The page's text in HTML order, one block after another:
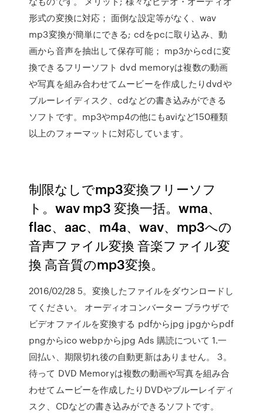
形式の変換に対応； 面倒な設定等がなく、wav
mp3変換が簡単にできる; cdをpcに取り込み、動
画から音声を抽出して保存可能； mp3からcdに変
換できるフリーソフト dvd memoryは複数の動画
や写真を組み合わせてムービーを作成したりdvdや
ブルーレイディスク、cdなどの書き込みができる
ソフトです。mp3やmp4の他にもaviなど150種類
以上のフォーマットに対応しています。
制限なしでmp3変換フリーソフ
ト。wav mp3 変換一括。wma、
flac、aac、m4a、wav、mp3への
音声ファイル変換 音楽ファイル変
換 高音質のmp3変換。
2016/02/28 5。変換したファイルをダウンロードし
てください。 オーディオコンバーター ブラウザで
ビデオファイルを変換する pdfからjpg jpgからpdf
pngからico webpからjpg Ads 購読について 1.一
回払い、期限切れ後の自動更新はありません。 3。
待って DVD Memoryは複数の動画や写真を組み合
わせてムービーを作成したりDVDやブルーレイディ
スク、CDなどの書き込みができるソフトです。